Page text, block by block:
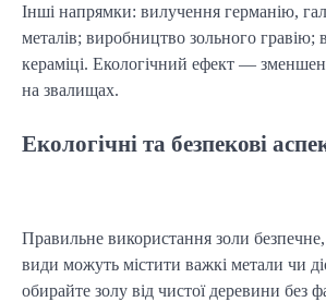
Інші напрямки: вилучення германію,
металів; виробництво зольного гравію;
кераміці. Екологічний ефект —
на звалищах.
Екологічні та безпекові
Правильне використання золи
види можуть містити важкі метали чи
обирайте золу від чистої деревини без